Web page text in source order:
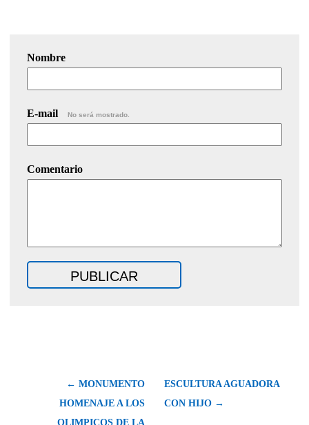
Nombre
E-mail No será mostrado.
Comentario
← MONUMENTO
HOMENAJE A LOS
OLIMPICOS DE LA
ESCULTURA AGUADORA
CON HIJO →